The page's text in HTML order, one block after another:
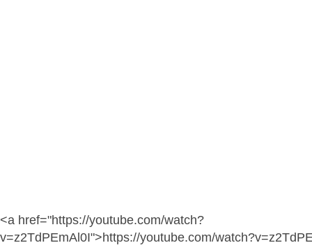
<a href="https://youtube.com/watch?
v=z2TdPEmAl0I">https://youtube.com/